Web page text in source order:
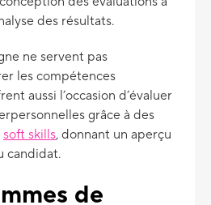
des résultats.
ne servent pas
les compétences
aussi l’occasion d’évaluer
grâce à des
soft skills, donnant un aperçu
candidat.
de